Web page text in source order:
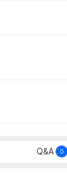
Q&A 0